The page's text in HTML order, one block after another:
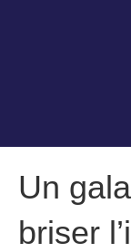
Un
briser